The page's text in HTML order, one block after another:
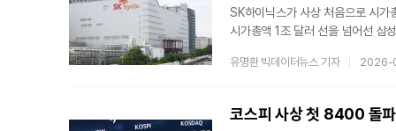
SK하이닉스가 사상 처음으로 시가
시가총액 1조 달러 선을 넘어선
224만5000원에 거래되고 있다.시
달러를 단숨에 넘어섰다. 같은 시
금액이다.국내
유명환 빅데이터뉴스 기자 2026-
코스피 사상 첫 8400 돌